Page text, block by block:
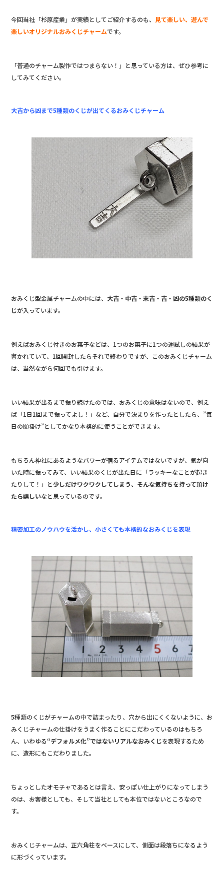
今回当社「杉原産業」が実績としてご紹介するのも、 見て楽しい、遊んで
楽しいオリジナルおみくじチャームです。
「普通のチャーム製作ではつまらない！」と思っている方は、ぜひ参考に
してみてください。
大吉から凶まで5種類のくじが出てくるおみくじチャーム
おみくじ型金属チャームの中には、 大吉・中吉・末吉・吉・凶の5種類のく
じが入っています。
例えばおみくじ付きのお菓子などは、1つのお菓子に1つの運試しの結果が
書かれていて、1回開封したらそれで終わりですが、このおみくじチャーム
は、当然ながら何回でも引けます。
いい結果が出るまで振り続けたのでは、おみくじの意味はないので、例え
ば「1日1回まで振ってよし！」など、自分で決まりを作ったとしたら、”毎
日の願掛け”としてかなり本格的に使うことができます。
もちろん神社にあるようなパワーが宿るアイテムではないですが、気が向
いた時に振ってみて、いい結果のくじが出た日に「ラッキーなことが起き
たりして！」と少しだけワクワクしてしまう、そんな気持ちを持って頂け
たら嬉しいなと思っているのです。
精密加工のノウハウを活かし、小さくても本格的なおみくじを表現
5種類のくじがチャームの中で詰まったり、穴から出にくくないように、お
みくじチャームの仕掛けをうまく作ることにこだわっているのはもちろ
ん、いわゆる“デフォルメ化”ではないリアルなおみくじを表現するため
に、造形にもこだわりました。
ちょっとしたオモチャであるとは言え、安っぽい仕上がりになってしまう
のは、お客様としても、そして当社としても本位ではないところなので
す。
おみくじチャームは、正六角柱をベースにして、側面は段落ちになるよう
に形づくっています。